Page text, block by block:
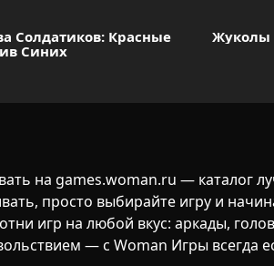
Солдатиков: Красные
Синих
Жуколы
на games.woman.ru — каталог
просто выбирайте игру и
игр на любой вкус: аркады,
— с Woman Игры всегда